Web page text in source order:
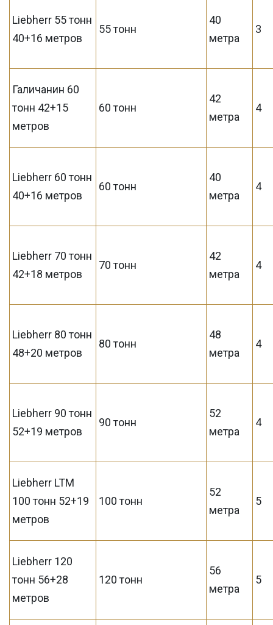
Liebherr 55 тонн
40+16 метров
55 тонн
40
метра
3
Галичанин 60
тонн 42+15
метров
60 тонн
42
метра
4
Liebherr 60 тонн
40+16 метров
60 тонн
40
метра
4
Liebherr 70 тонн
42+18 метров
70 тонн
42
метра
4
Liebherr 80 тонн
48+20 метров
80 тонн
48
метра
4
Liebherr 90 тонн
52+19 метров
90 тонн
52
метра
4
Liebherr LTM
100 тонн 52+19
метров
100 тонн
52
метра
5
Liebherr 120
тонн 56+28
метров
120 тонн
56
метра
5